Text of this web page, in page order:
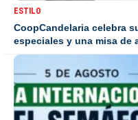
ESTILO
CoopCandelaria celebra
especiales y una misa de